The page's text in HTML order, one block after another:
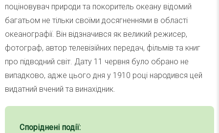
поціновувач природи та покоритель океану відомий
багатьом не тільки своїми досягненнями в області
океанографії. Він відзначився як великий режисер,
фотограф, автор телевізійних передач, фільмів та книг
про підводний світ. Дату 11 червня було обрано не
випадково, адже цього дня у 1910 році народився цей
видатний вчений та винахідник.
Споріднені події: